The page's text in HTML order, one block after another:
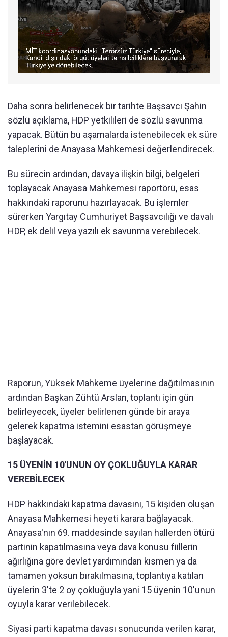
Daha sonra belirlenecek bir tarihte Başsavcı Şahin
sözlü açıklama, HDP yetkilileri de sözlü savunma
yapacak. Bütün bu aşamalarda istenebilecek ek süre
taleplerini de Anayasa Mahkemesi değerlendirecek.
Bu sürecin ardından, davaya ilişkin bilgi, belgeleri
toplayacak Anayasa Mahkemesi raportörü, esas
hakkındaki raporunu hazırlayacak. Bu işlemler
sürerken Yargıtay Cumhuriyet Başsavcılığı ve davalı
HDP, ek delil veya yazılı ek savunma verebilecek.
Raporun, Yüksek Mahkeme üyelerine dağıtılmasının
ardından Başkan Zühtü Arslan, toplantı için gün
belirleyecek, üyeler belirlenen günde bir araya
gelerek kapatma istemini esastan görüşmeye
başlayacak.
15 ÜYENİN 10'UNUN OY ÇOKLUĞUYLA KARAR
VEREBİLECEK
HDP hakkındaki kapatma davasını, 15 kişiden oluşan
Anayasa Mahkemesi heyeti karara bağlayacak.
Anayasa'nın 69. maddesinde sayılan hallerden ötürü
partinin kapatılmasına veya dava konusu fiillerin
ağırlığına göre devlet yardımından kısmen ya da
tamamen yoksun bırakılmasına, toplantıya katılan
üyelerin 3'te 2 oy çokluğuyla yani 15 üyenin 10'unun
oyuyla karar verilebilecek.
Siyasi parti kapatma davası sonucunda verilen karar,